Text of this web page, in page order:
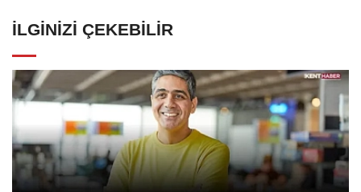
İLGINIZI ÇEKEBILIR